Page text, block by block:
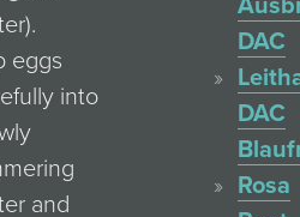
eggs
into
and
DAC
DAC
Rosa